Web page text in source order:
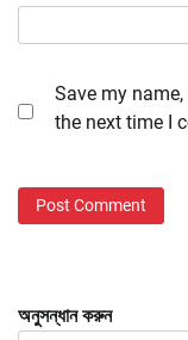
Save my
the next time I
অনুসন্ধান করুন